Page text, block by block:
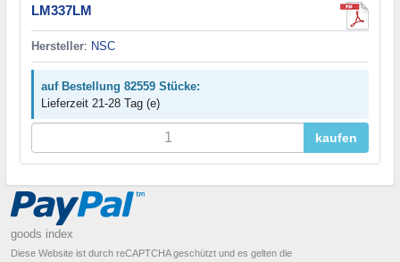
LM337LM
Hersteller: NSC
auf Bestellung 82559 Stücke:
Lieferzeit 21-28 Tag (e)
kaufen
goods index
Diese Website ist durch reCAPTCHA geschützt und es gelten die